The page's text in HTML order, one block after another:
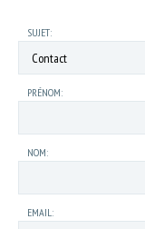
SUJET:
PRÉNOM:
NOM:
EMAIL: